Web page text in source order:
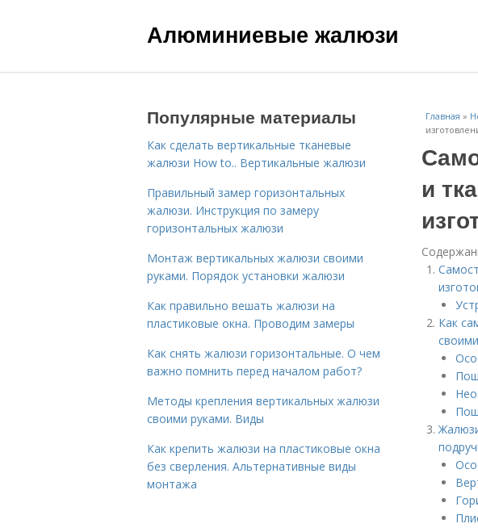
Алюминиевые жалюзи
Главная »
и
Как
Популярные материалы
Как сделать вертикальные тканевые
жалюзи How to.. Вертикальные жалюзи
Правильный замер горизонтальных
жалюзи. Инструкция по замеру
горизонтальных жалюзи
Монтаж вертикальных жалюзи своими
руками. Порядок установки жалюзи
Как правильно вешать жалюзи на
пластиковые окна. Проводим замеры
Как снять жалюзи горизонтальные. О чем
важно помнить перед началом работ?
Методы крепления вертикальных жалюзи
своими руками. Виды
Как крепить жалюзи на пластиковые окна
без сверления. Альтернативные виды
монтажа